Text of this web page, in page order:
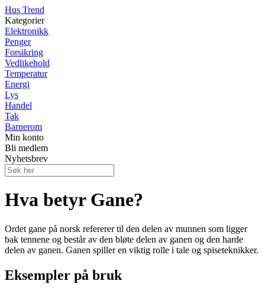
Hus Trend
Kategorier
Elektronikk
Penger
Forsikring
Vedlikehold
Temperatur
Energi
Lys
Handel
Tak
Barnerom
Min konto
Bli medlem
Nyhetsbrev
Hva betyr Gane?
Ordet gane på norsk refererer til den delen av munnen som ligger
bak tennene og består av den bløte delen av ganen og den harde
delen av ganen. Ganen spiller en viktig rolle i tale og spiseteknikker.
Eksempler på bruk